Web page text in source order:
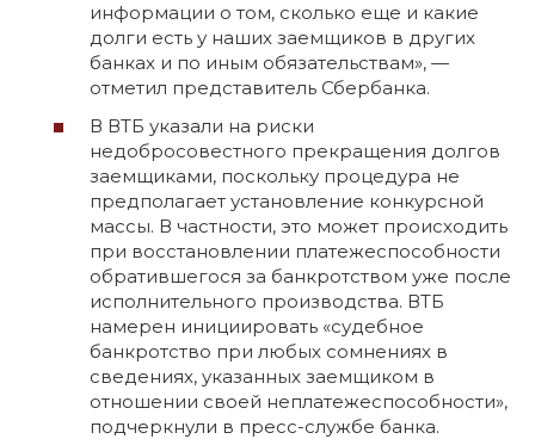
информации о том, сколько еще и какие
долги есть у наших заемщиков в других
банках и по иным обязательствам», —
отметил представитель Сбербанка.
В ВТБ указали на риски
недобросовестного прекращения долгов
заемщиками, поскольку процедура не
предполагает установление конкурсной
массы. В частности, это может происходить
при восстановлении платежеспособности
обратившегося за банкротством уже после
исполнительного производства. ВТБ
намерен инициировать «судебное
банкротство при любых сомнениях в
сведениях, указанных заемщиком в
отношении своей неплатежеспособности»,
подчеркнули в пресс-службе банка.